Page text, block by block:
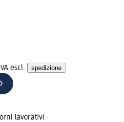
escl. spedizione
lavorativi